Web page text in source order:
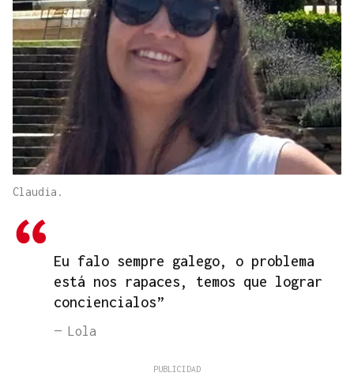
Claudia.
Eu falo sempre galego, o problema
está nos rapaces, temos que lograr
conciencialos”
— Lola